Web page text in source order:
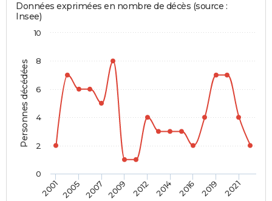
Personnes décédées
Données exprimées en nombre de décès (source :
Insee)
2001 2005 2007 2009 2012 2014 2016 2019 2021
0
2
4
6
8
10